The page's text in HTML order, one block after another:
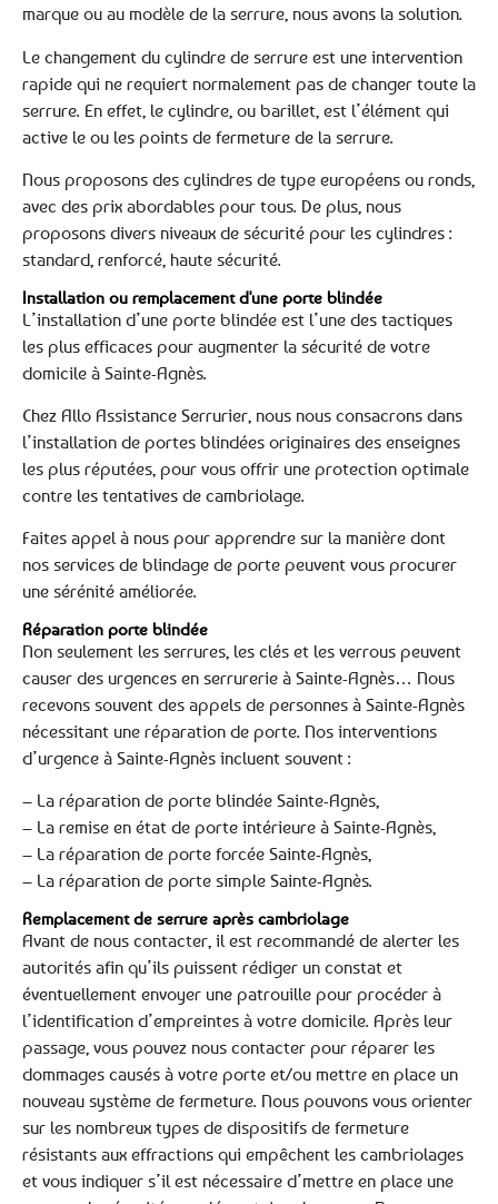
marque ou au modèle de la serrure, nous avons la solution.
Le changement du cylindre de serrure est une intervention
rapide qui ne requiert normalement pas de changer toute la
serrure. En effet, le cylindre, ou barillet, est l’élément qui
active le ou les points de fermeture de la serrure.
Nous proposons des cylindres de type européens ou ronds,
avec des prix abordables pour tous. De plus, nous
proposons divers niveaux de sécurité pour les cylindres :
standard, renforcé, haute sécurité.
Installation ou remplacement d'une porte blindée
L’installation d’une porte blindée est l’une des tactiques
les plus efficaces pour augmenter la sécurité de votre
domicile à Sainte-Agnès.
Chez Allo Assistance Serrurier, nous nous consacrons dans
l’installation de portes blindées originaires des enseignes
les plus réputées, pour vous offrir une protection optimale
contre les tentatives de cambriolage.
Faites appel à nous pour apprendre sur la manière dont
nos services de blindage de porte peuvent vous procurer
une sérénité améliorée.
Réparation porte blindée
Non seulement les serrures, les clés et les verrous peuvent
causer des urgences en serrurerie à Sainte-Agnès… Nous
recevons souvent des appels de personnes à Sainte-Agnès
nécessitant une réparation de porte. Nos interventions
d’urgence à Sainte-Agnès incluent souvent :
– La réparation de porte blindée Sainte-Agnès,
– La remise en état de porte intérieure à Sainte-Agnès,
– La réparation de porte forcée Sainte-Agnès,
– La réparation de porte simple Sainte-Agnès.
Remplacement de serrure après cambriolage
Avant de nous contacter, il est recommandé de alerter les
autorités afin qu’ils puissent rédiger un constat et
éventuellement envoyer une patrouille pour procéder à
l’identification d’empreintes à votre domicile. Après leur
passage, vous pouvez nous contacter pour réparer les
dommages causés à votre porte et/ou mettre en place un
nouveau système de fermeture. Nous pouvons vous orienter
sur les nombreux types de dispositifs de fermeture
résistants aux effractions qui empêchent les cambriolages
et vous indiquer s’il est nécessaire d’mettre en place une